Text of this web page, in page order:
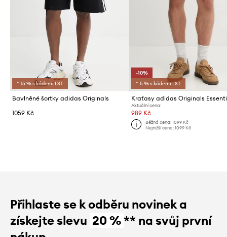
*-15 % s kódem: LST
Bavlněné šortky adidas Originals
1059 Kč
-10%
*-5 % s kódem: LST
Kraťasy adidas Originals
Aktuální cena:
989 Kč
Běžná cena: 1099 Kč
Nejnižší cena: 1099 Kč
Přihlaste se k odběru novinek a
získejte slevu 20 %** na svůj první